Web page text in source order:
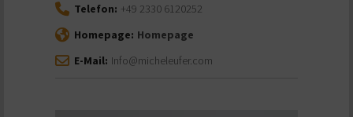
Telefon: +49 2330 6120252
Homepage: Homepage
E-Mail: Info@micheleufer.com